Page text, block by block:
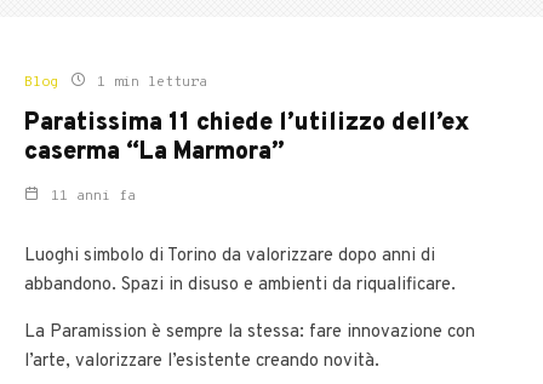
Blog 1 min lettura
Paratissima 11 chiede l’utilizzo dell’ex
caserma “La Marmora”
11 anni fa
Luoghi simbolo di Torino da valorizzare dopo anni di
abbandono. Spazi in disuso e ambienti da riqualificare.
La Paramission è sempre la stessa: fare innovazione con
l’arte, valorizzare l’esistente creando novità.